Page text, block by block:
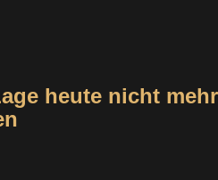
heute nicht